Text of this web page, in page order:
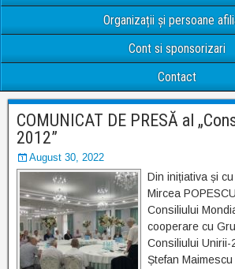
Organizații și persoane
Cont si sponsorizari
Contact
COMUNICAT DE PRESĂ al
2012”
August 30, 2022
Din inițiativa și
Mircea
Consiliului
cooperare cu
Consiliului Unirii-
Ștefan